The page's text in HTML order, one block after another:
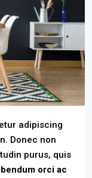
adipiscing
Donec non
purus, quis
orci ac